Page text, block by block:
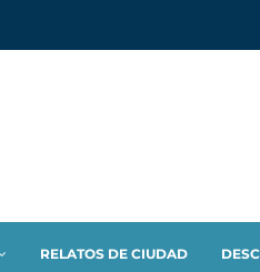
RELATOS DE CIUDAD